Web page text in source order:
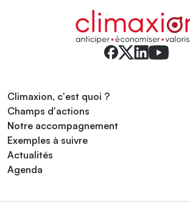
Climaxion, c'est quoi ?
Champs d'actions
Notre accompagnement
Exemples à suivre
Actualités
Agenda